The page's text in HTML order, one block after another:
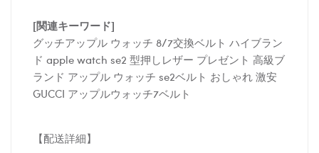
[関連キーワード]
グッチアップル ウォッチ 8/7交換ベルト ハイブラン
ド apple watch se2 型押しレザー プレゼント 高級ブ
ランド アップル ウォッチ se2ベルト おしゃれ 激安
GUCCI アップルウォッチ7ベルト
【配送詳細】